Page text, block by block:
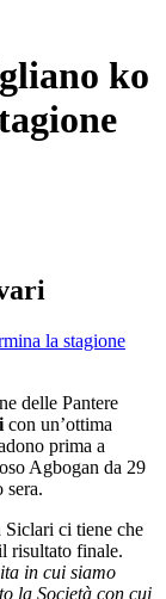
ko
delle Pantere
con un’ottima
prima a
Agbogan da 29
sera.
Siclari ci tiene che
risultato finale.
in cui siamo
la Società con cui